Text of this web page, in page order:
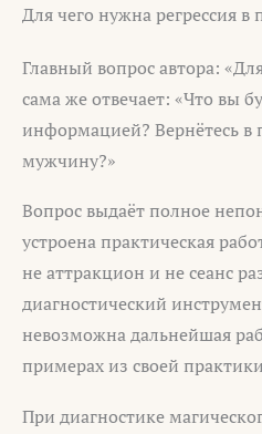
Для чего нужна регрессия
Главный вопрос автора:
сама же отвечает: «Что вы
информацией? Вернётесь в
мужчину?»
Вопрос выдаёт полное
устроена практическая
не аттракцион и не сеанс
диагностический
невозможна дальнейшая
примерах из своей
При диагностике